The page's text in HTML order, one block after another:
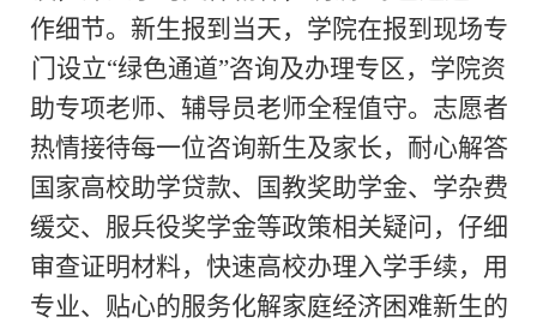
作细节。新生报到当天，学院在报到现场专
门设立“绿色通道”咨询及办理专区，学院资
助专项老师、辅导员老师全程值守。志愿者
热情接待每一位咨询新生及家长，耐心解答
国家高校助学贷款、国教奖助学金、学杂费
缓交、服兵役奖学金等政策相关疑问，仔细
审查证明材料，快速高校办理入学手续，用
专业、贴心的服务化解家庭经济困难新生的